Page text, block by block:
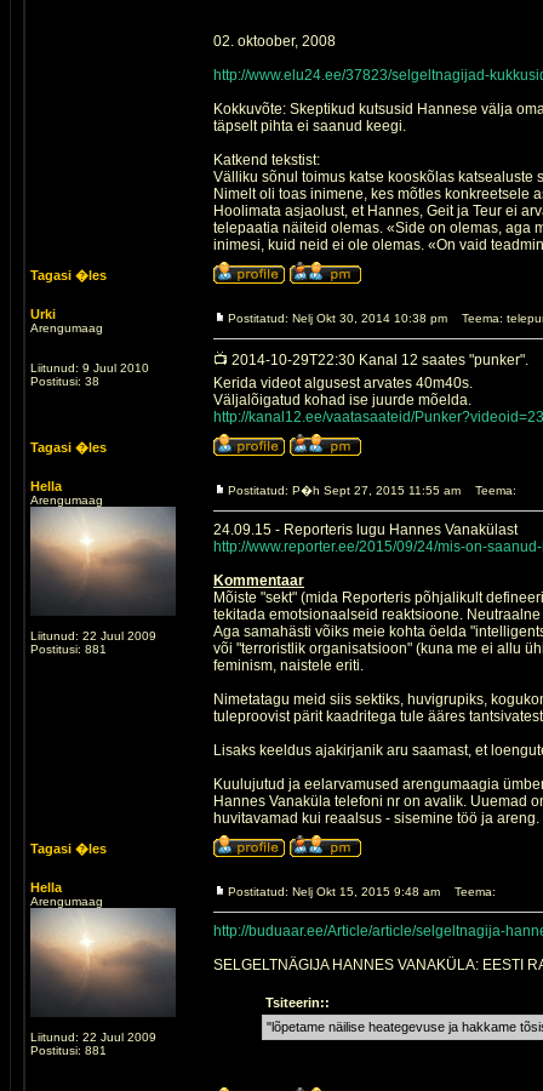
02. oktoober, 2008
http://www.elu24.ee/37823/selgeltnagijad-
Kokkuvõte: Skeptikud kutsusid Hannese välja
täpselt pihta ei saanud keegi.
Katkend tekstist:
Välliku sõnul toimus katse kooskõlas
Nimelt oli toas inimene, kes mõtles konkreetsele
Hoolimata asjaolust, et Hannes, Geit ja Teur ei
telepaatia näiteid olemas. «Side on olemas, aga
inimesi, kuid neid ei ole olemas. «On vaid
Tagasi �les
Urki
Arengumaag
Liitunud: 9 Juul 2010
Postitusi: 38
Postitatud: Nelj Okt 30, 2014 10:38 pm Teema:
📺 2014-10-29T22:30 Kanal 12 saates "punker".
Kerida videot algusest arvates 40m40s.
Väljalõigatud kohad ise juurde mõelda.
http://kanal12.ee/vaatasaateid/
Tagasi �les
Hella
Arengumaag
Liitunud: 22 Juul 2009
Postitusi: 881
Postitatud: P�h Sept 27, 2015 11:55 am Teema:
24.09.15 - Reporteris lugu Hannes Vanakülast
http://www.reporter.ee/2015/09/24/mis-on-
Kommentaar
Mõiste "sekt" (mida Reporteris põhjalikult
tekitada emotsionaalseid reaktsioone.
Aga samahästi võiks meie kohta öelda
või "terroristlik organisatsioon" (kuna me ei allu
feminism, naistele eriti.
Nimetatagu meid siis sektiks, huvigrupiks,
tuleproovist pärit kaadritega tule ääres
Lisaks keeldus ajakirjanik aru saamast, et
Kuulujutud ja eelarvamused arengumaagia
Hannes Vanaküla telefoni nr on avalik. Uuemad
huvitavamad kui reaalsus - sisemine töö ja areng.
Tagasi �les
Hella
Arengumaag
Liitunud: 22 Juul 2009
Postitusi: 881
Postitatud: Nelj Okt 15, 2015 9:48 am Teema:
http://buduaar.ee/Article/article/selgeltnagija-
SELGELTNÄGIJA HANNES VANAKÜLA: EESTI
Tsiteerin::
"lõpetame näilise heategevuse ja hakkame